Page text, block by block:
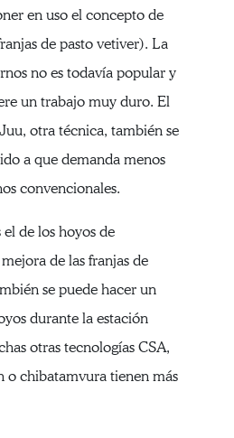
en uso el concepto de
de pasto vetiver). La
no es todavía popular y
un trabajo muy duro. El
otra técnica, también se
a que demanda menos
convencionales.
de los hoyos de
de las franjas de
se puede hacer un
durante la estación
otras tecnologías CSA,
o chibatamvura tienen más